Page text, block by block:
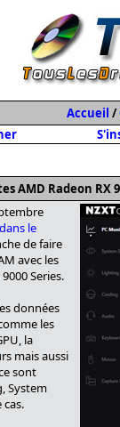
Accueil /
AMD Radeon RX
le
de faire
avec les
Series.
données
les
la
mais aussi
sont
System